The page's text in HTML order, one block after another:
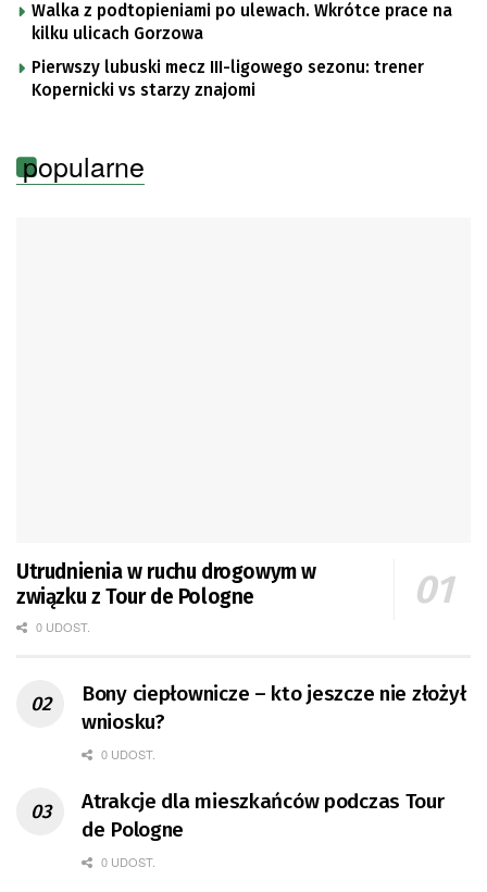
Walka z podtopieniami po ulewach. Wkrótce prace na
kilku ulicach Gorzowa
Pierwszy lubuski mecz III-ligowego sezonu: trener
Kopernicki vs starzy znajomi
popularne
Utrudnienia w ruchu drogowym w
związku z Tour de Pologne
0 UDOST.
Bony ciepłownicze – kto jeszcze nie złożył
wniosku?
0 UDOST.
Atrakcje dla mieszkańców podczas Tour
de Pologne
0 UDOST.